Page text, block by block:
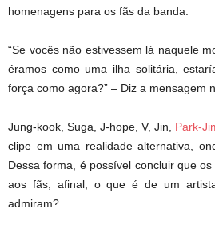
homenagens para os fãs da banda:
“Se vocês não estivessem lá naquele
éramos como uma ilha solitária,
força como agora?” – Diz a mensagem
Jung-kook, Suga, J-hope, V, Jin, Park-
clipe em uma realidade alternativa,
Dessa forma, é possível concluir que
aos fãs, afinal, o que é de um
admiram?